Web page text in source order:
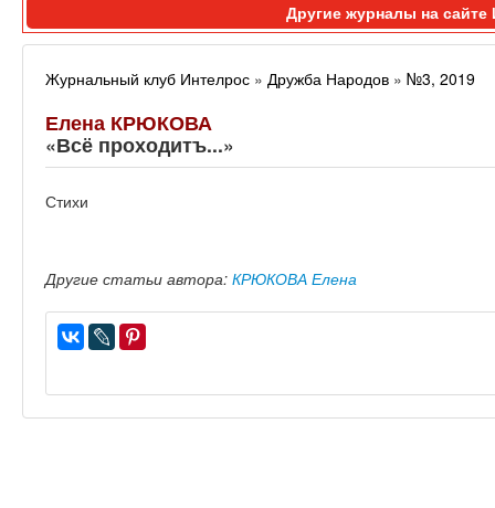
Другие журналы на
Журнальный клуб Интелрос » Дружба Народов » №3, 2019
Елена КРЮКОВА
«Всё проходитъ...»
Стихи
Другие статьи автора: КРЮКОВА Елена